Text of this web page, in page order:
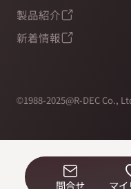
問合せ マイ
製品紹介
新着情報
©1988-2025@R-DEC Co.,